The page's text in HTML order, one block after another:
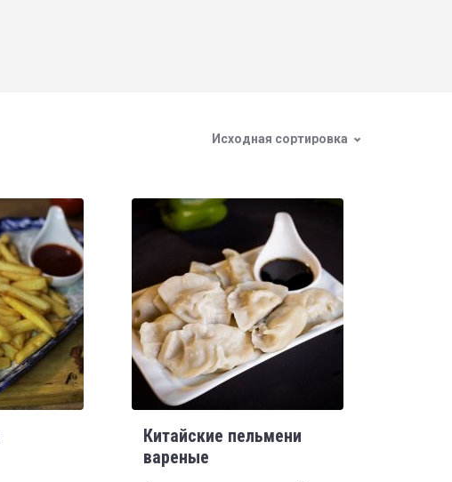
Исходная сортировка
Китайские пельмени
вареные